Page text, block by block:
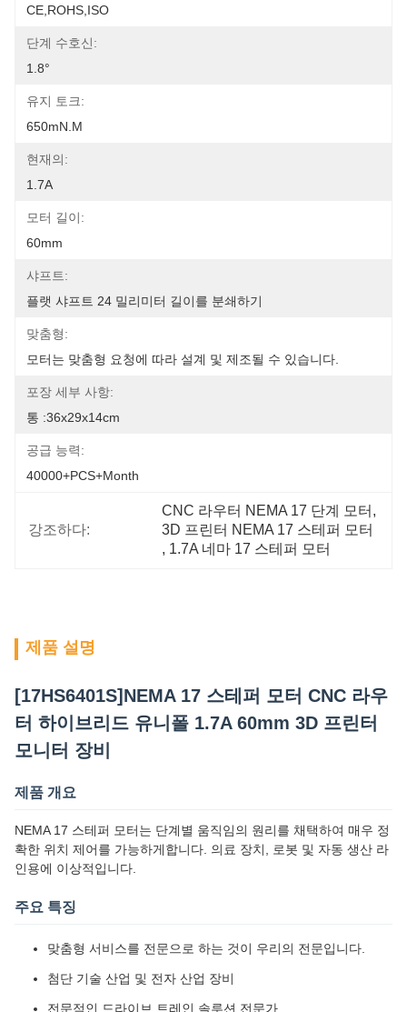
CE,ROHS,ISO
단계 수호신:
1.8°
유지 토크:
650mN.m
현재의:
1.7A
모터 길이:
60mm
샤프트:
플랫 샤프트 24 밀리미터 길이를 분쇄하기
맞춤형:
모터는 맞춤형 요청에 따라 설계 및 제조될 수 있습니다.
포장 세부 사항:
통 :36x29x14cm
공급 능력:
40000+PCS+Month
강조하다:
CNC 라우터 NEMA 17 단계 모터
3D 프린터 NEMA 17 스테퍼 모터
, 1.7A 네마 17 스테퍼 모터
제품 설명
[17HS6401S]NEMA 17 스테퍼 모터 CNC 라우
터 하이브리드 유니폴 1.7A 60mm 3D 프린터
모니터 장비
제품 개요
NEMA 17 스테퍼 모터는 단계별 움직임의 원리를 채택하여 매우 정
확한 위치 제어를 가능하게합니다. 의료 장치, 로봇 및 자동 생산 라
인용에 이상적입니다.
주요 특징
맞춤형 서비스를 전문으로 하는 것이 우리의 전문입니다.
첨단 기술 산업 및 전자 산업 장비
전문적인 드라이브 트레인 솔루션 전문가